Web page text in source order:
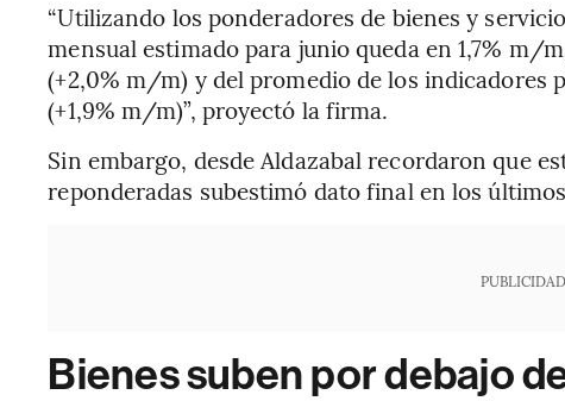
“Utilizando los ponderadores de bienes y
mensual estimado para junio queda en 1,7% m/
(+2,0% m/m) y del promedio de los indicadores
(+1,9% m/m)”, proyectó la firma.
Sin embargo, desde Aldazabal recordaron que
reponderadas subestimó dato final en los
PUBLICIDAD
Bienes suben por debajo